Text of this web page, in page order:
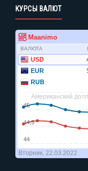
КУРСЫ ВАЛЮТ